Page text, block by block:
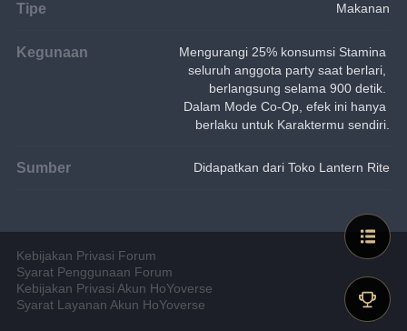
Tipe Makanan
Kegunaan
Mengurangi 25% konsumsi Stamina
seluruh anggota party saat berlari,
berlangsung selama 900 detik.
Dalam Mode Co-Op, efek ini hanya
berlaku untuk Karaktermu sendiri.
Sumber Didapatkan dari Toko Lantern Rite
Kebijakan Privasi Forum
Syarat Penggunaan Forum
Kebijakan Privasi Akun HoYoverse
Syarat Layanan Akun HoYoverse